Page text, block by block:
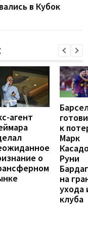
в Кубок
агент
о
к
Марк
Руни
на
ухода
клуба